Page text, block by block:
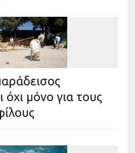
όχι μόνο για τους